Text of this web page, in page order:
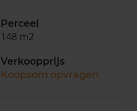
Perceel
148 m2
Verkoopprijs
Koopsom opvragen